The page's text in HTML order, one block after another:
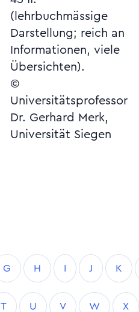
Übersichten).
©
Universitätsprofessor
Dr. Gerhard Merk,
Universität Siegen
G H I J K
T U V W X